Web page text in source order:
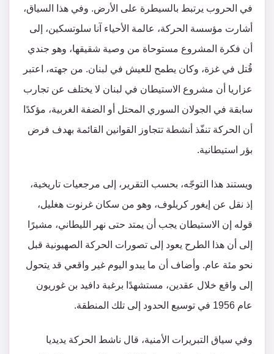
في الحروب يرتبط بالسيطرة على الأرض. وفي هذا السياق،
أشارت مؤسسة الحركة، عالمة الأحياء آنا سلوتسكين، إلى
أن فكرة المشروع مستوحاة من وصية شقيقها، وهو جندي
قُتل في غزة، وكان يطمح للعيش في لبنان. من جهته، اعتبر
عزاريا أن مشروع الاستيطان في لبنان لا يختلف عن تجارب
سابقة في الجولان السوري المحتل أو الضفة الغربية، مؤكدًا
أن الحركة تنفّذ أنشطة تتجاوز القوانين القائمة بهدف فرض
بؤر استيطانية.
ويستند هذا التوجّه، بحسب التقرير، إلى مرجعيات تاريخية،
إذ نقل عن إيغور كريلوف، وهو من سكان غرنوت هغليل،
قوله إن الاستيطان يجب أن يمتد حتى نهر الليطاني، مشيرًا
إلى أن هذا الطرح يعود إلى تصورات الحركة الصهيونية قبل
نحو مئة عام. وأضاف أن ما يبدو اليوم غير واقعي قد يتحول
إلى واقع خلال عقدين، مستشهدًا برغبة دافيد بن غوريون
عام 1956 في توسيع الحدود إلى تلك المنطقة.
وفي سياق التبريرات الأمنية، قال ناشط الحركة يديديا